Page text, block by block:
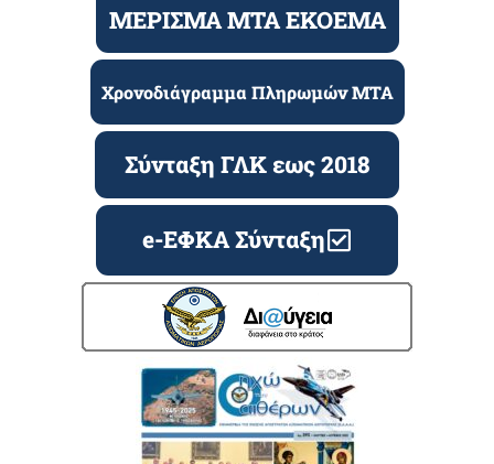
ΜΕΡΙΣΜΑ ΜΤΑ ΕΚΟΕΜΑ
Χρονοδιάγραμμα Πληρωμών ΜΤΑ
Σύνταξη ΓΛΚ εως 2018
e-ΕΦΚΑ Σύνταξη